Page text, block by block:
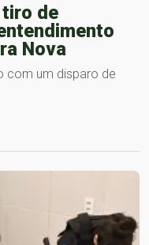
de
Nova
com um disparo de